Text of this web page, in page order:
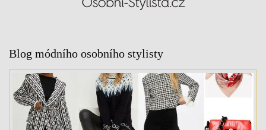
Blog módního osobního stylisty